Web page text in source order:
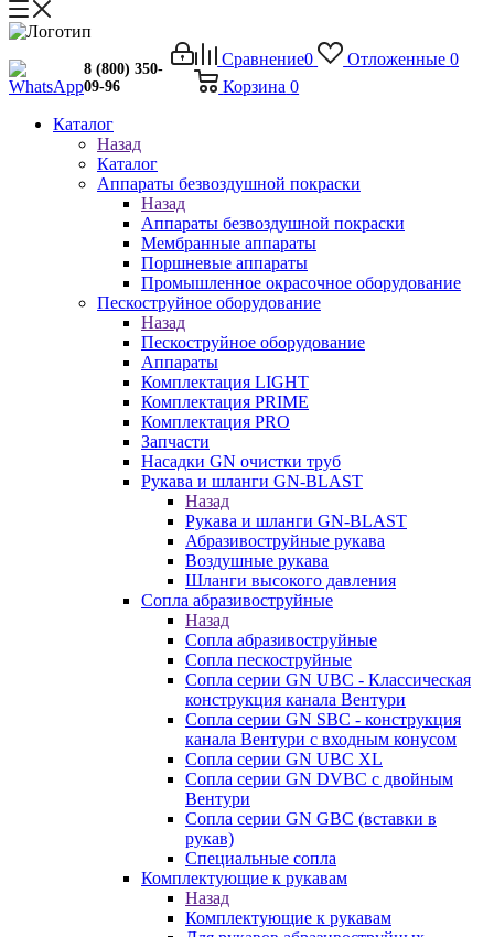
Сравнение0 Отложенные 0
Корзина 0
8 (800) 350-
09-96
Каталог
Назад
Каталог
Аппараты безвоздушной покраски
Назад
Аппараты безвоздушной покраски
Мембранные аппараты
Поршневые аппараты
Промышленное окрасочное оборудование
Пескоструйное оборудование
Назад
Пескоструйное оборудование
Аппараты
Комплектация LIGHT
Комплектация PRIME
Комплектация PRO
Запчасти
Насадки GN очистки труб
Рукава и шланги GN-BLAST
Назад
Рукава и шланги GN-BLAST
Абразивоструйные рукава
Воздушные рукава
Шланги высокого давления
Сопла абразивоструйные
Назад
Сопла абразивоструйные
Сопла пескоструйные
Сопла серии GN UBC - Классическая
конструкция канала Вентури
Сопла серии GN SBC - конструкция
канала Вентури c входным конусом
Сопла серии GN UBC XL
Сопла серии GN DVBC с двойным
Вентури
Сопла серии GN GBC (вставки в
рукав)
Специальные сопла
Комплектующие к рукавам
Назад
Комплектующие к рукавам